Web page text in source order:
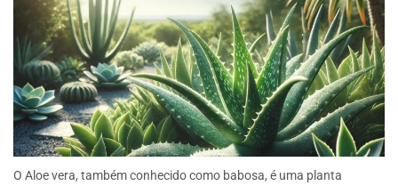
O Aloe vera, também conhecido como babosa, é uma planta